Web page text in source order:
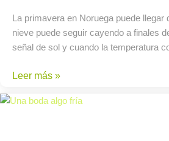
La primavera en Noruega puede llegar
nieve puede seguir cayendo a finales
señal de sol y cuando la temperatura
Leer más »